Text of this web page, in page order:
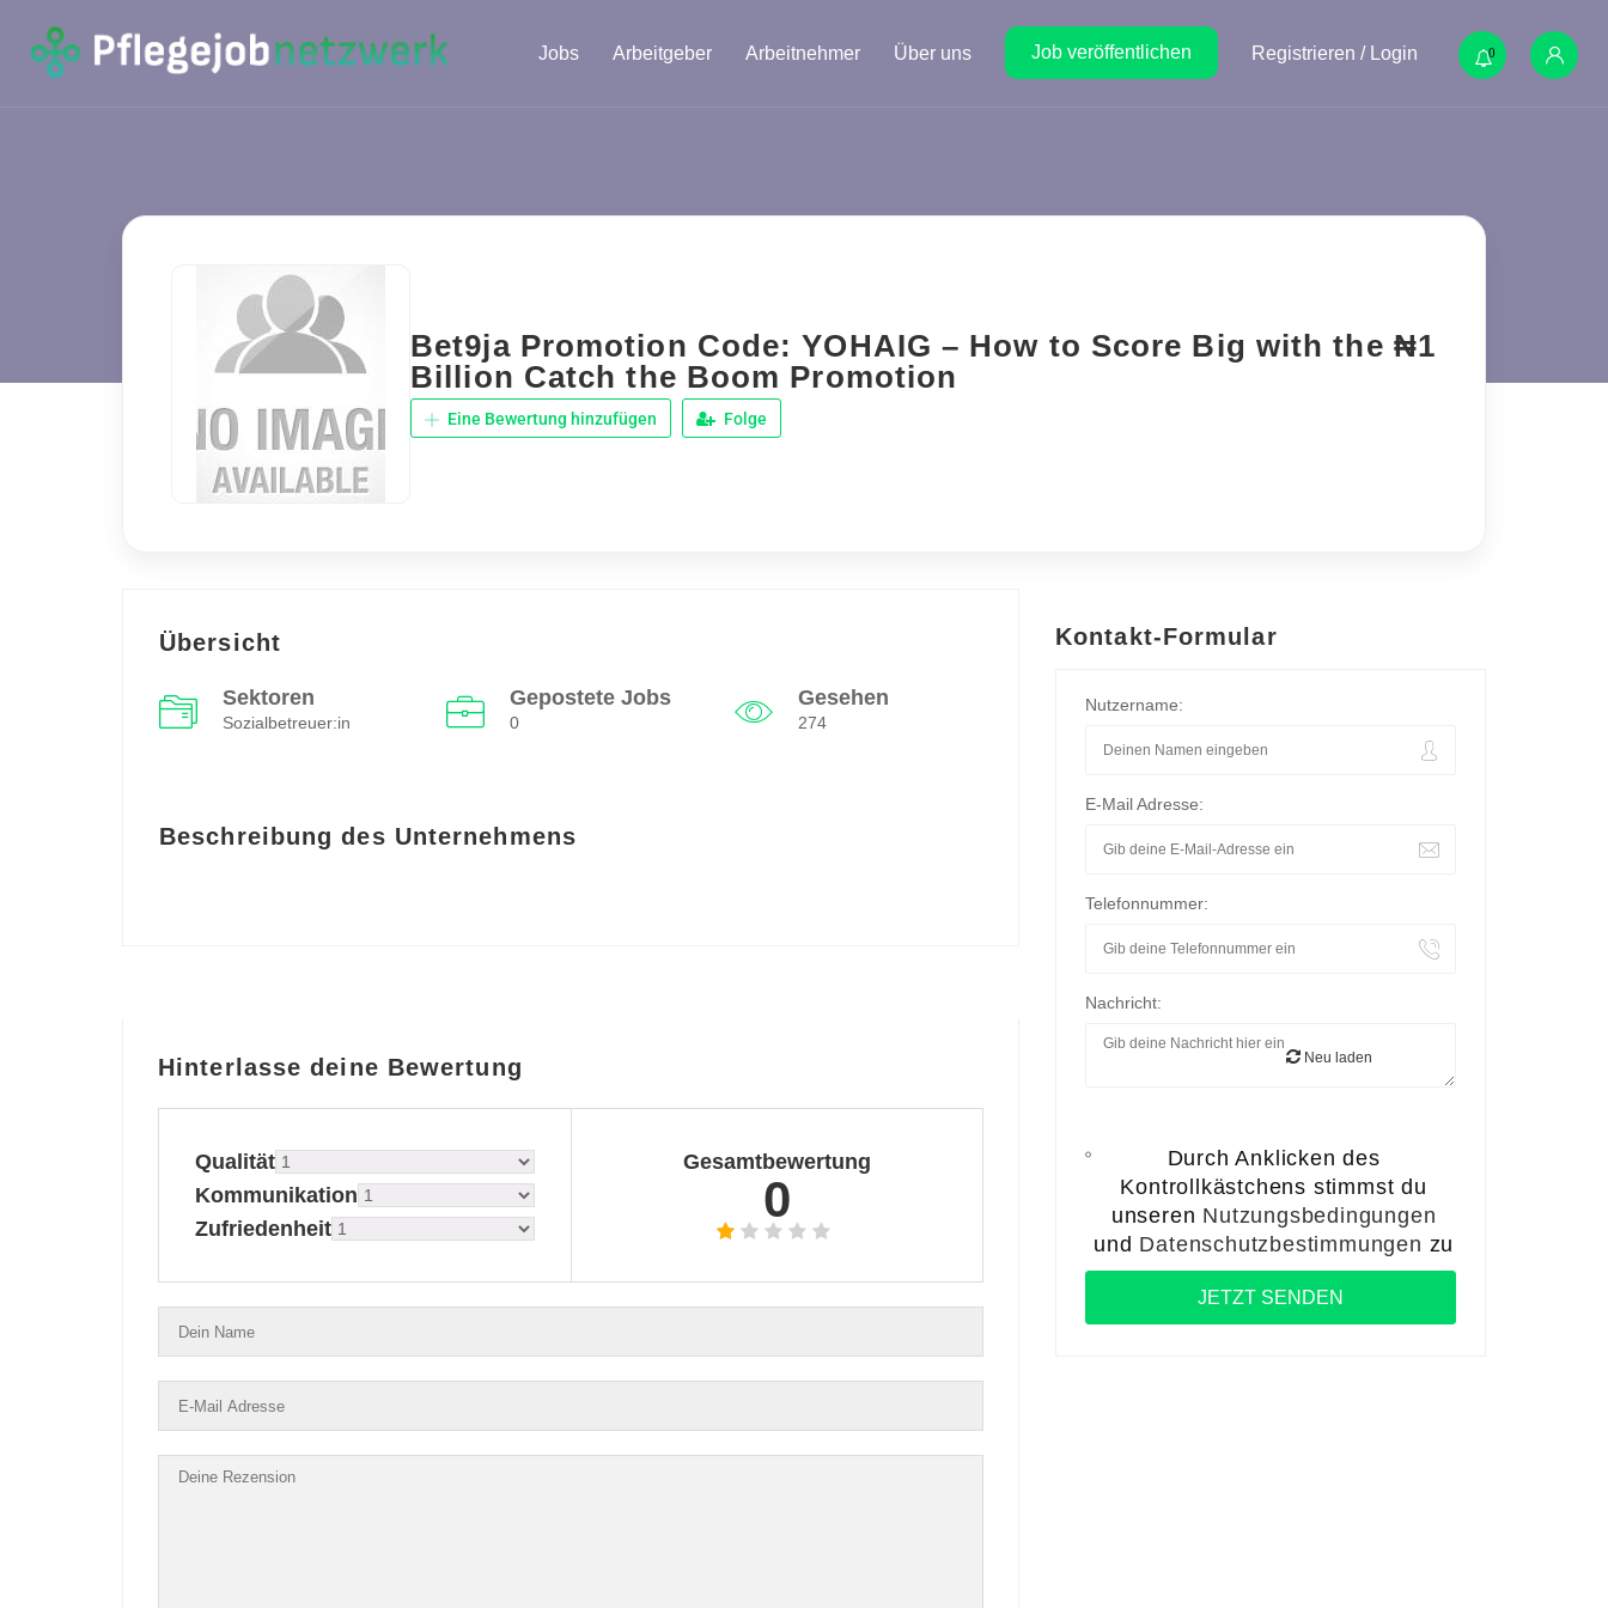
Jobs Arbeitgeber Arbeitnehmer Über uns Job veröffentlichen Registrieren / Login 0
Bet9ja Promotion Code: YOHAIG – How to Score Big with the ₦1
Billion Catch the Boom Promotion
Eine Bewertung hinzufügen Folge
Übersicht
Sektoren
Sozialbetreuer:in
Gepostete Jobs
0
Gesehen
274
Beschreibung des Unternehmens
Hinterlasse deine Bewertung
Qualität
Kommunikation
Zufriedenheit
Gesamtbewertung
0
Kontakt-Formular
Nutzername:
E-Mail Adresse:
Telefonnummer:
Nachricht:
Neu laden
Durch Anklicken des
Kontrollkästchens stimmst du
unseren Nutzungsbedingungen
und Datenschutzbestimmungen zu